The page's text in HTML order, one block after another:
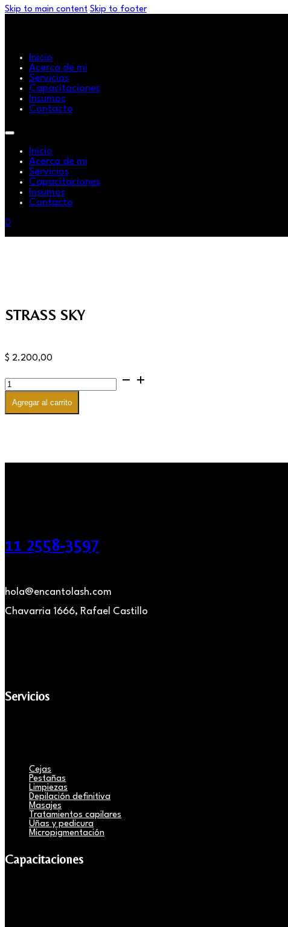
Skip to main content Skip to footer
Inicio
Acerca de mi
Servicios
Capacitaciones
Insumos
Contacto
Inicio
Acerca de mi
Servicios
Capacitaciones
Insumos
Contacto
0
STRASS SKY
$ 2.200,00
STRASS
SKY
cantidad
Agregar al carrito
11 2558-3597
hola@encantolash.com
Chavarria 1666, Rafael Castillo
Servicios
Cejas
Pestañas
Limpiezas
Depilación definitiva
Masajes
Tratamientos capilares
Uñas y pedicura
Micropigmentación
Capacitaciones